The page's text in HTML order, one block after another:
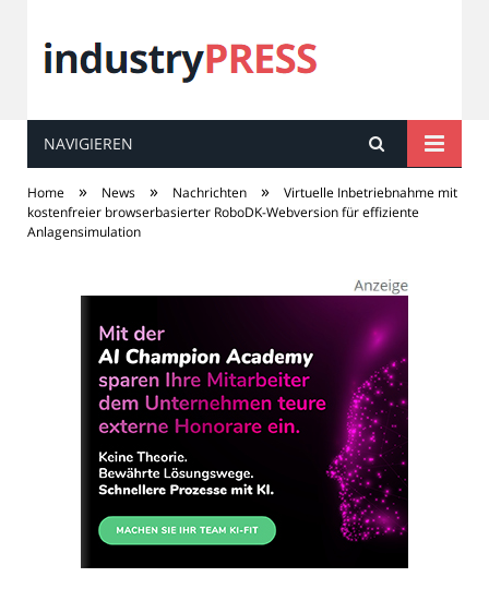
industryPRESS
NAVIGIEREN
Home » News » Nachrichten »
Virtuelle Inbetriebnahme mit
kostenfreier browserbasierter RoboDK-Webversion für effiziente
Anlagensimulation